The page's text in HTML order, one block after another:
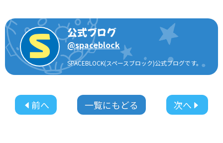
公式ブログ
@spaceblock
SPACEBLOCK(スペースブロック)公式ブログです。
前へ 一覧にもどる 次へ